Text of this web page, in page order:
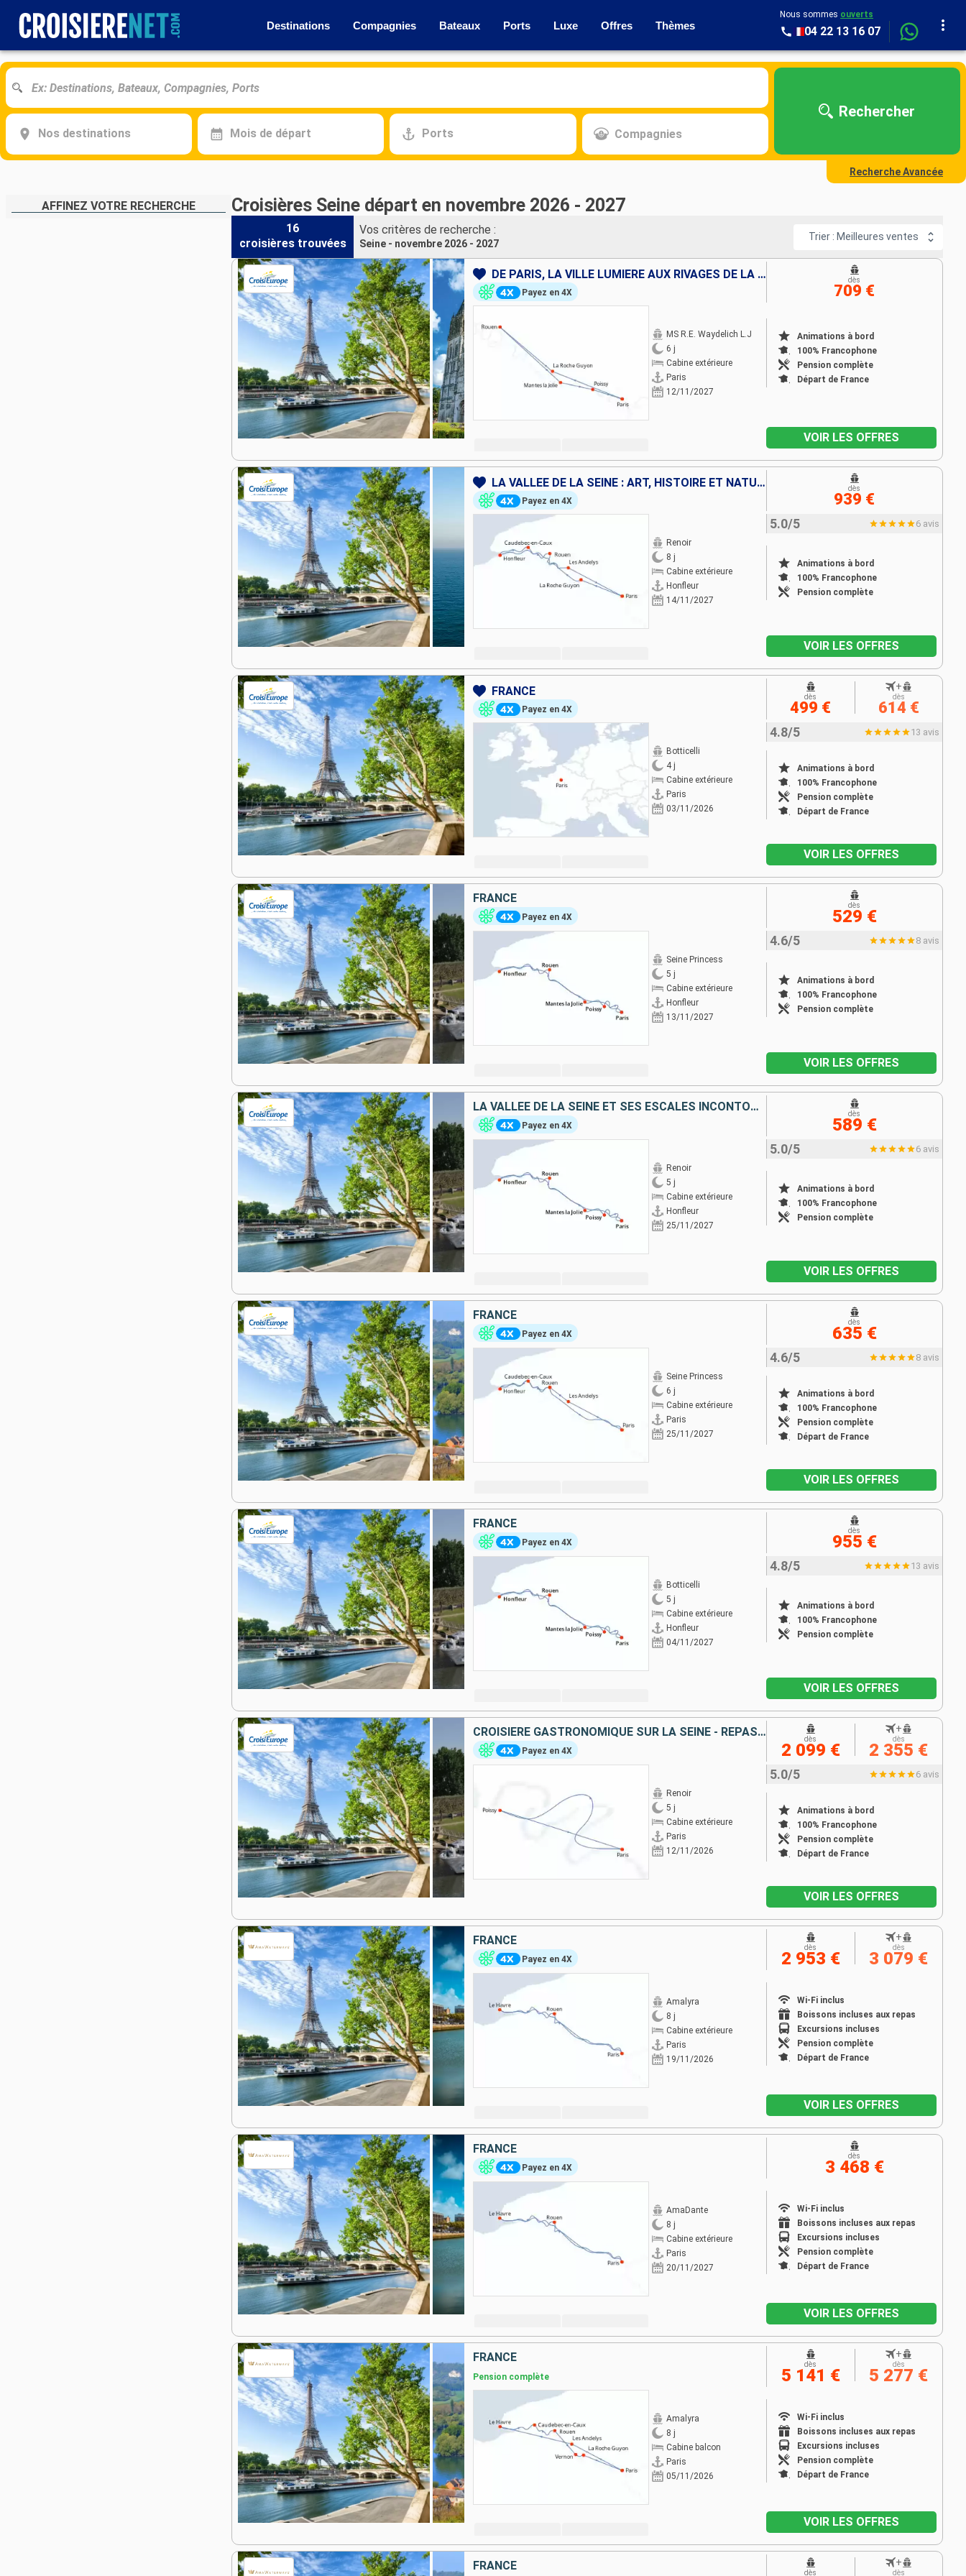
Destinations Compagnies Bateaux Ports Luxe Offres Thèmes
Nous sommes ouverts
04 22 13 16 07
Nos destinations Mois de départ Ports Compagnies
Rechercher
Recherche Avancée
AFFINEZ VOTRE RECHERCHE Croisières Seine départ en novembre 2026 - 2027
16
croisières trouvées
Vos critères de recherche :
Seine - novembre 2026 - 2027
Trier : Meilleures ventes
DE PARIS, LA VILLE LUMIÈRE AUX RIVAGES DE LA NORMANDIE, UNE CROISIÈRE FESTIVE ET GOURMANDE SUR LA SEINE À BORD D'UN BATEAU À ROUE À AUBES
Payez en 4X
MS R.E. Waydelich L.J
6 j
Cabine extérieure
Paris
12/11/2027
Animations à bord
100% Francophone
Pension complète
Départ de France
dès
709 €
VOIR LES OFFRES
LA VALLÉE DE LA SEINE : ART, HISTOIRE ET NATURE
Payez en 4X
Renoir
8 j
Cabine extérieure
Honfleur
14/11/2027
5.0/5 6 avis
Animations à bord
100% Francophone
Pension complète
dès
939 €
VOIR LES OFFRES
FRANCE
Payez en 4X
Botticelli
4 j
Cabine extérieure
Paris
03/11/2026
4.8/5 13 avis
Animations à bord
100% Francophone
Pension complète
Départ de France
dès
499 €
+
dès
614 €
VOIR LES OFFRES
FRANCE
Payez en 4X
Seine Princess
5 j
Cabine extérieure
Honfleur
13/11/2027
4.6/5 8 avis
Animations à bord
100% Francophone
Pension complète
dès
529 €
VOIR LES OFFRES
LA VALLÉE DE LA SEINE ET SES ESCALES INCONTOURNABLES
Payez en 4X
Renoir
5 j
Cabine extérieure
Honfleur
25/11/2027
5.0/5 6 avis
Animations à bord
100% Francophone
Pension complète
dès
589 €
VOIR LES OFFRES
FRANCE
Payez en 4X
Seine Princess
6 j
Cabine extérieure
Paris
25/11/2027
4.6/5 8 avis
Animations à bord
100% Francophone
Pension complète
Départ de France
dès
635 €
VOIR LES OFFRES
FRANCE
Payez en 4X
Botticelli
5 j
Cabine extérieure
Honfleur
04/11/2027
4.8/5 13 avis
Animations à bord
100% Francophone
Pension complète
dès
955 €
VOIR LES OFFRES
CROISIÈRE GASTRONOMIQUE SUR LA SEINE - REPAS IMAGINÉ PAR PIERRE GAGNAIRE, 3 ÉTOILES AU GUIDE MICHELIN - UNE ESCAPADE GOURMANDE ENTRE SAVEURS ET PATRIMOINES
Payez en 4X
Renoir
5 j
Cabine extérieure
Paris
12/11/2026
5.0/5 6 avis
Animations à bord
100% Francophone
Pension complète
Départ de France
dès
2 099 €
+
dès
2 355 €
VOIR LES OFFRES
FRANCE
Payez en 4X
Amalyra
8 j
Cabine extérieure
Paris
19/11/2026
Wi-Fi inclus
Boissons incluses aux repas
Excursions incluses
Pension complète
Départ de France
dès
2 953 €
+
dès
3 079 €
VOIR LES OFFRES
FRANCE
Payez en 4X
AmaDante
8 j
Cabine extérieure
Paris
20/11/2027
Wi-Fi inclus
Boissons incluses aux repas
Excursions incluses
Pension complète
Départ de France
dès
3 468 €
VOIR LES OFFRES
FRANCE
Pension complète
Amalyra
8 j
Cabine balcon
Paris
05/11/2026
Wi-Fi inclus
Boissons incluses aux repas
Excursions incluses
Pension complète
Départ de France
dès
5 141 €
+
dès
5 277 €
VOIR LES OFFRES
FRANCE
dès
+
dès